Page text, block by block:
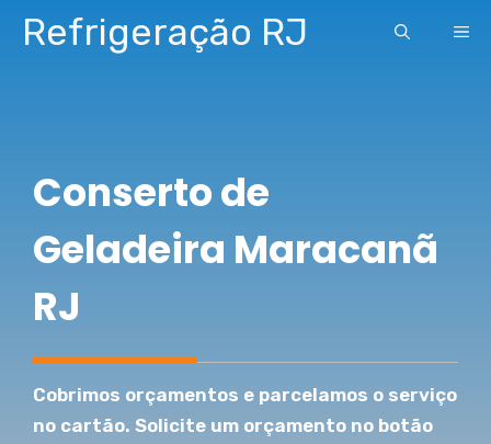
Pular
paraRefrigeração RJ
Conserto de
Geladeira Maracanã
RJ
Cobrimos orçamentos e parcelamos o serviço
no cartão. Solicite um orçamento no botão